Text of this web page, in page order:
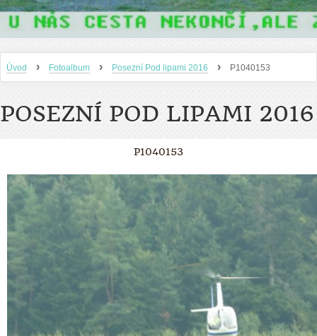
Úvod › Fotoalbum › Posezní Pod lipami 2016 › P1040153
POSEZNÍ POD LIPAMI 2016
P1040153